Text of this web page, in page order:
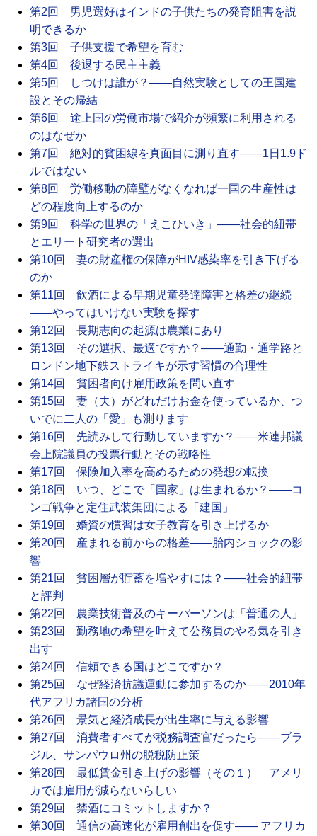
第2回 男児選好はインドの子供たちの発育阻害を説
明できるか
第3回 子供支援で希望を育む
第4回 後退する民主主義
第5回 しつけは誰が？――自然実験としての王国建
設とその帰結
第6回 途上国の労働市場で紹介が頻繁に利用される
のはなぜか
第7回 絶対的貧困線を真面目に測り直す――1日1.9ド
ルではない
第8回 労働移動の障壁がなくなれば一国の生産性は
どの程度向上するのか
第9回 科学の世界の「えこひいき」――社会的紐帯
とエリート研究者の選出
第10回 妻の財産権の保障がHIV感染率を引き下げる
のか
第11回 飲酒による早期児童発達障害と格差の継続
――やってはいけない実験を探す
第12回 長期志向の起源は農業にあり
第13回 その選択、最適ですか？――通勤・通学路と
ロンドン地下鉄ストライキが示す習慣の合理性
第14回 貧困者向け雇用政策を問い直す
第15回 妻（夫）がどれだけお金を使っているか、つ
いでに二人の「愛」も測ります
第16回 先読みして行動していますか？――米連邦議
会上院議員の投票行動とその戦略性
第17回 保険加入率を高めるための発想の転換
第18回 いつ、どこで「国家」は生まれるか？――コ
ンゴ戦争と定住武装集団による「建国」
第19回 婚資の慣習は女子教育を引き上げるか
第20回 産まれる前からの格差――胎内ショックの影
響
第21回 貧困層が貯蓄を増やすには？――社会的紐帯
と評判
第22回 農業技術普及のキーパーソンは「普通の人」
第23回 勤務地の希望を叶えて公務員のやる気を引き
出す
第24回 信頼できる国はどこですか？
第25回 なぜ経済抗議運動に参加するのか――2010年
代アフリカ諸国の分析
第26回 景気と経済成長が出生率に与える影響
第27回 消費者すべてが税務調査官だったら――ブラ
ジル、サンパウロ州の脱税防止策
第28回 最低賃金引き上げの影響（その１） アメリ
カでは雇用が減らないらしい
第29回 禁酒にコミットしますか？
第30回 通信の高速化が雇用創出を促す―― アフリカ